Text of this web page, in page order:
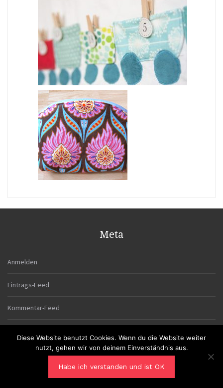
Meta
Anmelden
Eintrags-Feed
Kommentar-Feed
Diese Website benutzt Cookies. Wenn du die Website weiter
nutzt, gehen wir von deinem Einverständnis aus.
Habe ich verstanden und ist OK